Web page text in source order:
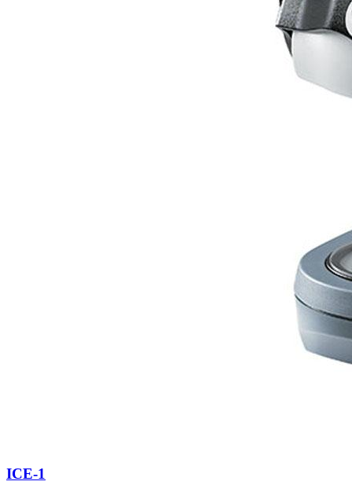
ICE-1